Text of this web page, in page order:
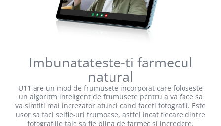
Imbunatateste-ti farmecul
natural
U11 are un mod de frumusete incorporat care foloseste
un algoritm inteligent de frumusete pentru a va face sa
va simtiti mai increzator atunci cand faceti fotografii. Este
usor sa faci selfie-uri frumoase, astfel incat fiecare dintre
fotografiile tale sa fie plina de farmec si incredere.